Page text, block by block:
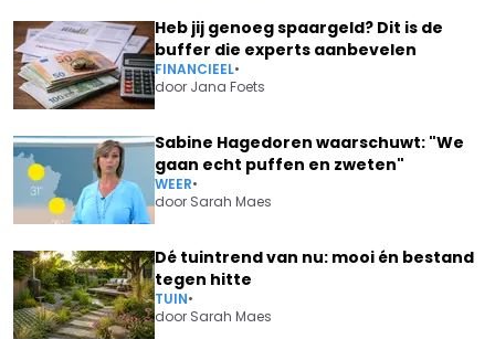
Heb jij genoeg spaargeld? Dit is de
buffer die experts aanbevelen
FINANCIEEL•
door Jana Foets
Sabine Hagedoren waarschuwt: "We
gaan echt puffen en zweten"
WEER•
door Sarah Maes
Dé tuintrend van nu: mooi én bestand
tegen hitte
TUIN•
door Sarah Maes